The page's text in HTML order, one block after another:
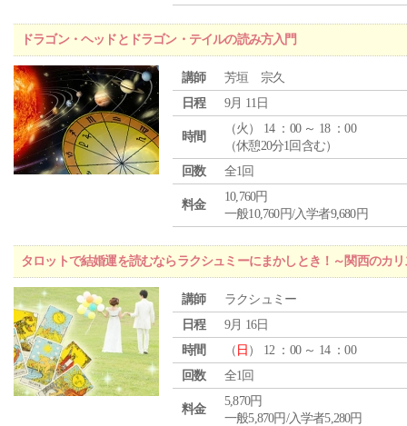
ドラゴン・ヘッドとドラゴン・テイルの読み方入門
講師
芳垣 宗久
日程
9月 11日
時間
（火 ） 14 ：00 ～ 18 ：00
（休憩20分1回含む）
回数
全1回
料金
10,760円
一般10,760円/入学者9,680円
タロットで結婚運を読むならラクシュミーにまかしとき！～関西のカ
講師
ラクシュミー
日程
9月 16日
時間
（ 日 ） 12 ：00 ～ 14 ：00
回数
全1回
料金
5,870円
一般5,870円/入学者5,280円